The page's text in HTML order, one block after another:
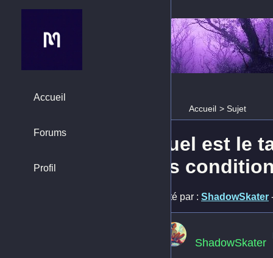
Accueil > Sujet
Accueil
Forums
Profil
Quel est le
les
Posté par : ShadowSkater
ShadowSkater